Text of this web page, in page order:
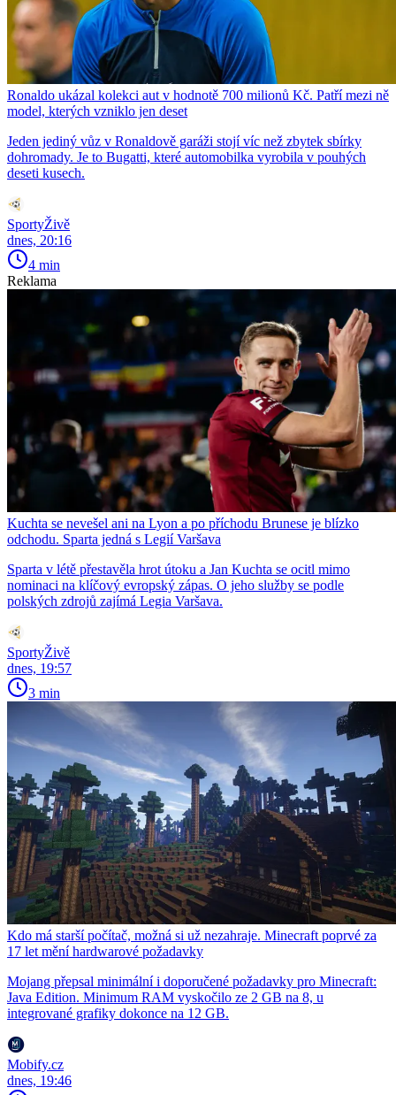
Ronaldo ukázal kolekci aut v hodnotě 700 milionů Kč. Patří mezi ně
model, kterých vzniklo jen deset
Jeden jediný vůz v Ronaldově garáži stojí víc než zbytek sbírky
dohromady. Je to Bugatti, které automobilka vyrobila v pouhých
deseti kusech.
SportyŽivě
dnes, 20:16
4 min
Reklama
Kuchta se nevešel ani na Lyon a po příchodu Brunese je blízko
odchodu. Sparta jedná s Legií Varšava
Sparta v létě přestavěla hrot útoku a Jan Kuchta se ocitl mimo
nominaci na klíčový evropský zápas. O jeho služby se podle
polských zdrojů zajímá Legia Varšava.
SportyŽivě
dnes, 19:57
3 min
Kdo má starší počítač, možná si už nezahraje. Minecraft poprvé za
17 let mění hardwarové požadavky
Mojang přepsal minimální i doporučené požadavky pro Minecraft:
Java Edition. Minimum RAM vyskočilo ze 2 GB na 8, u
integrované grafiky dokonce na 12 GB.
Mobify.cz
dnes, 19:46